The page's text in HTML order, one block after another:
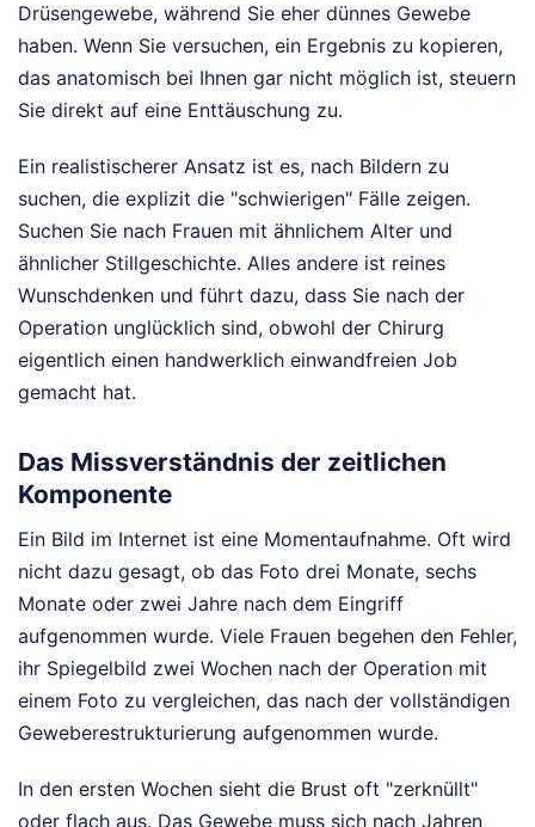
Drüsengewebe, während Sie eher dünnes Gewebe
haben. Wenn Sie versuchen, ein Ergebnis zu kopieren,
das anatomisch bei Ihnen gar nicht möglich ist, steuern
Sie direkt auf eine Enttäuschung zu.
Ein realistischerer Ansatz ist es, nach Bildern zu
suchen, die explizit die "schwierigen" Fälle zeigen.
Suchen Sie nach Frauen mit ähnlichem Alter und
ähnlicher Stillgeschichte. Alles andere ist reines
Wunschdenken und führt dazu, dass Sie nach der
Operation unglücklich sind, obwohl der Chirurg
eigentlich einen handwerklich einwandfreien Job
gemacht hat.
Das Missverständnis der zeitlichen
Komponente
Ein Bild im Internet ist eine Momentaufnahme. Oft wird
nicht dazu gesagt, ob das Foto drei Monate, sechs
Monate oder zwei Jahre nach dem Eingriff
aufgenommen wurde. Viele Frauen begehen den Fehler,
ihr Spiegelbild zwei Wochen nach der Operation mit
einem Foto zu vergleichen, das nach der vollständigen
Geweberestrukturierung aufgenommen wurde.
In den ersten Wochen sieht die Brust oft "zerknüllt"
oder flach aus. Das Gewebe muss sich nach Jahren